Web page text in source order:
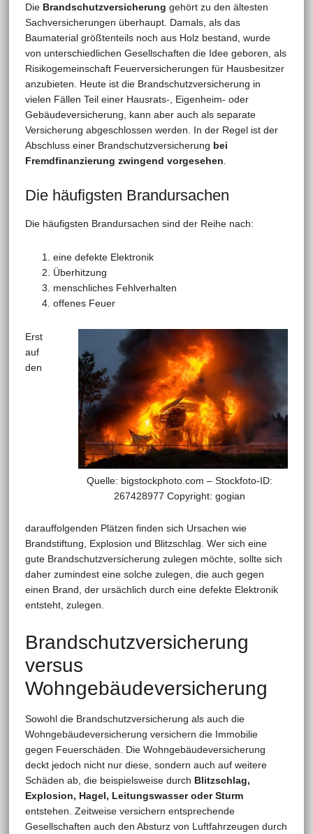
Die Brandschutzversicherung gehört zu den ältesten
Sachversicherungen überhaupt. Damals, als das
Baumaterial größtenteils noch aus Holz bestand, wurde
von unterschiedlichen Gesellschaften die Idee geboren, als
Risikogemeinschaft Feuerversicherungen für Hausbesitzer
anzubieten. Heute ist die Brandschutzversicherung in
vielen Fällen Teil einer Hausrats-, Eigenheim- oder
Gebäudeversicherung, kann aber auch als separate
Versicherung abgeschlossen werden. In der Regel ist der
Abschluss einer Brandschutzversicherung bei
Fremdfinanzierung zwingend vorgesehen
Die häufigsten Brandursachen
Die häufigsten Brandursachen sind der Reihe nach:
eine defekte Elektronik
Überhitzung
menschliches Fehlverhalten
offenes Feuer
Quelle: bigstockphoto.com – Stockfoto-ID:
267428977 Copyright: gogian
Erst
auf
den
darauffolgenden Plätzen finden sich Ursachen wie
Brandstiftung, Explosion und Blitzschlag. Wer sich eine
gute Brandschutzversicherung zulegen möchte, sollte sich
daher zumindest eine solche zulegen, die auch gegen
einen Brand, der ursächlich durch eine defekte Elektronik
entsteht, zulegen.
Brandschutzversicherung
versus
Wohngebäudeversicherung
Sowohl die Brandschutzversicherung als auch die
Wohngebäudeversicherung versichern die Immobilie
gegen Feuerschäden. Die Wohngebäudeversicherung
deckt jedoch nicht nur diese, sondern auch auf weitere
Schäden ab, die beispielsweise durch Blitzschlag,
Explosion, Hagel, Leitungswasser oder Sturm
entstehen. Zeitweise versichern entsprechende
Gesellschaften auch den Absturz von Luftfahrzeugen durch